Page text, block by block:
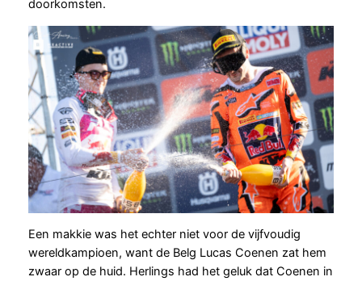
doorkomsten.
Een makkie was het echter niet voor de vijfvoudig
wereldkampioen, want de Belg Lucas Coenen zat hem
zwaar op de huid. Herlings had het geluk dat Coenen in